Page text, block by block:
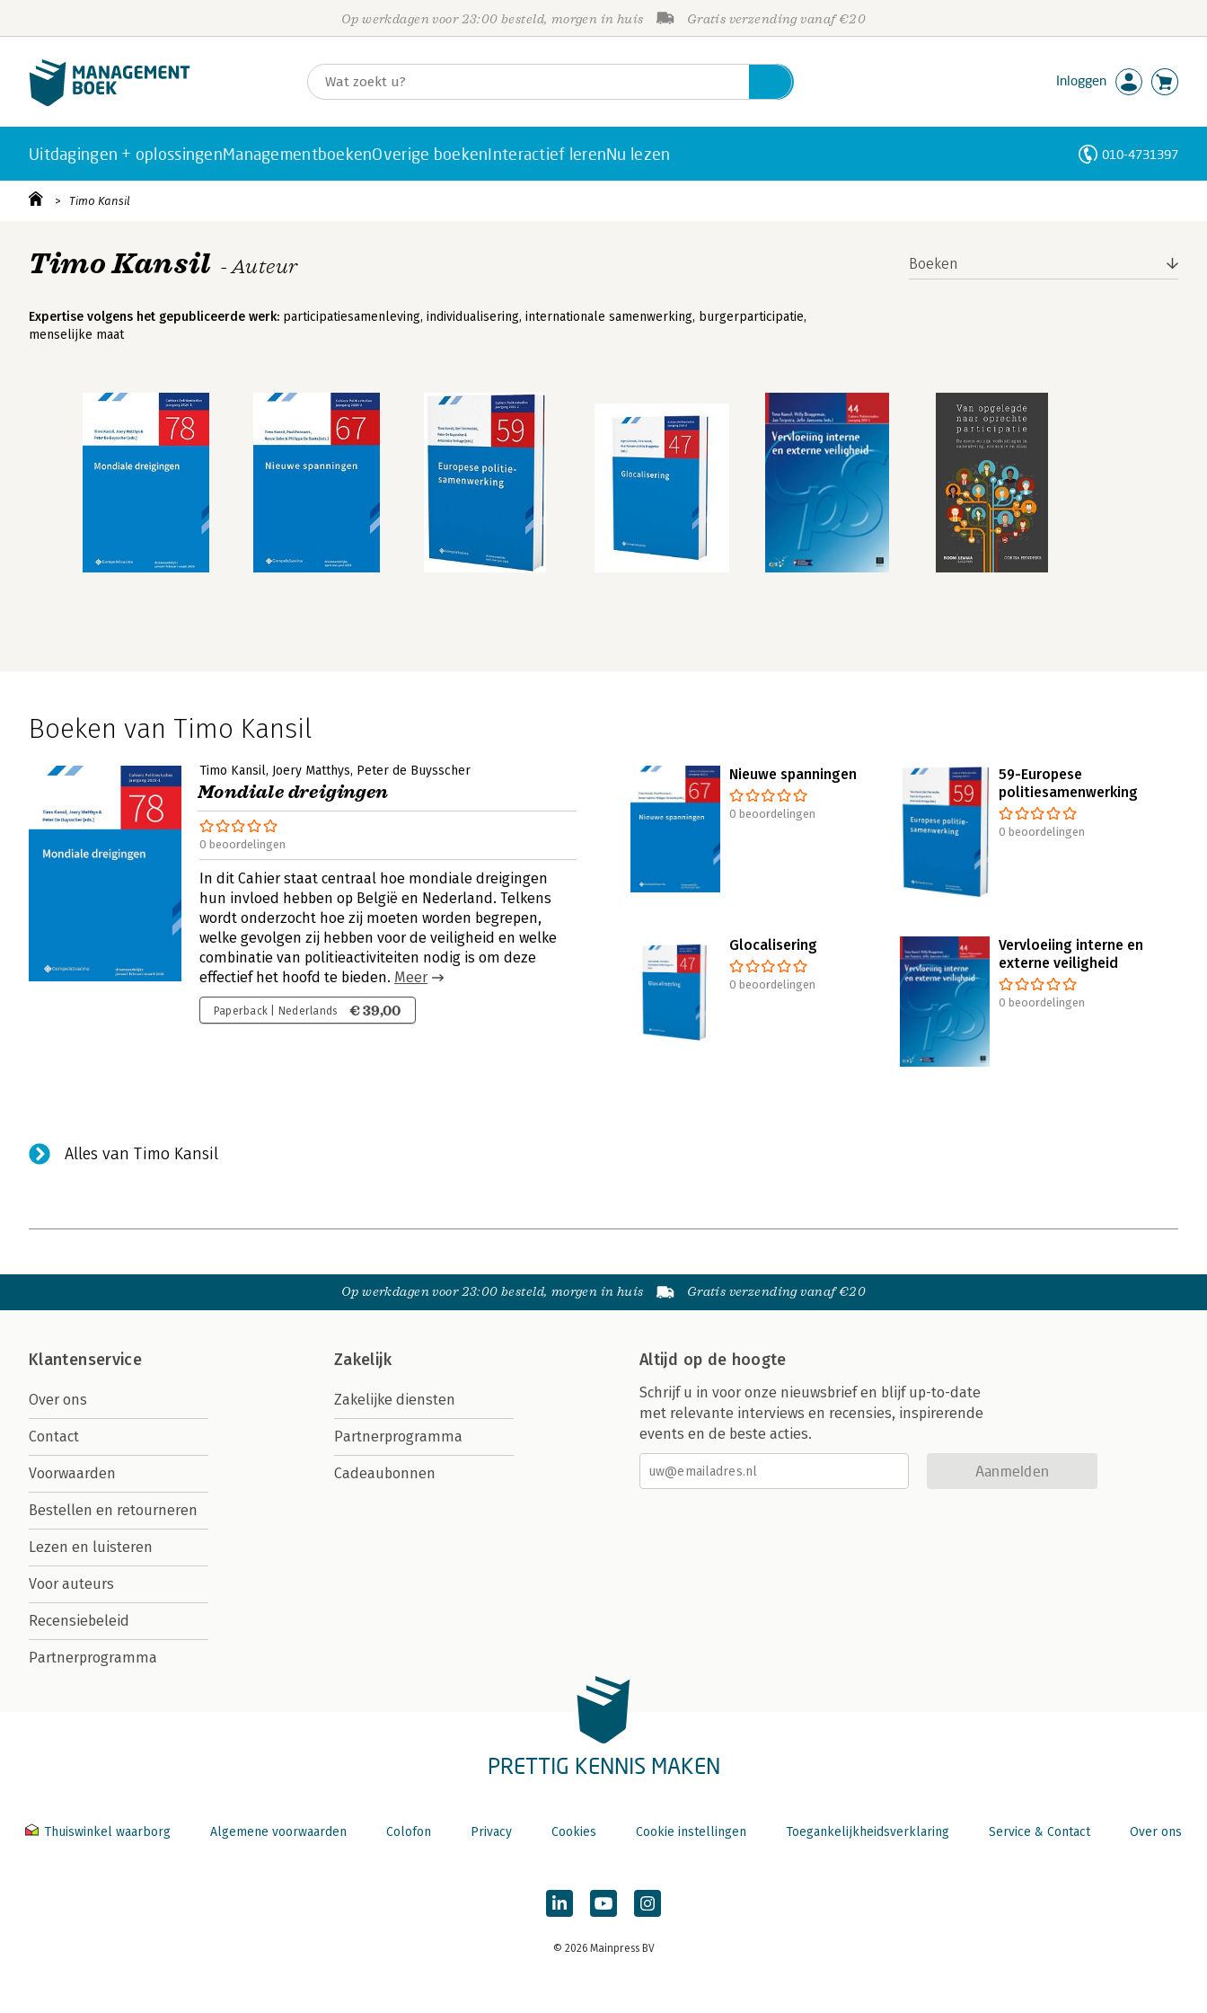
Op werkdagen voor 23:00 besteld, morgen in huis Gratis verzending vanaf €20
Inloggen
Uitdagingen + oplossingenManagementboekenOverige boekenInteractief lerenNu lezen 010-4731397
Timo Kansil
Timo Kansil - Auteur
Expertise volgens het gepubliceerde werk: participatiesamenleving, individualisering, internationale samenwerking, burgerparticipatie,
menselijke maat
Boeken
Boeken van Timo Kansil
Timo Kansil Joery Matthys Peter de Buysscher
Mondiale dreigingen
0 beoordelingen
In dit Cahier staat centraal hoe mondiale dreigingen
hun invloed hebben op België en Nederland. Telkens
wordt onderzocht hoe zij moeten worden begrepen,
welke gevolgen zij hebben voor de veiligheid en welke
combinatie van politieactiviteiten nodig is om deze
effectief het hoofd te bieden. Meer
Paperback | Nederlands € 39,00
Nieuwe spanningen
0 beoordelingen
59-Europese
politiesamenwerking
0 beoordelingen
Glocalisering
0 beoordelingen
Vervloeiing interne en
externe veiligheid
0 beoordelingen
Alles van Timo Kansil
Op werkdagen voor 23:00 besteld, morgen in huis Gratis verzending vanaf €20
Klantenservice
Over ons
Contact
Voorwaarden
Bestellen en retourneren
Lezen en luisteren
Voor auteurs
Recensiebeleid
Partnerprogramma
Zakelijk
Zakelijke diensten
Partnerprogramma
Cadeaubonnen
Altijd op de hoogte
Schrijf u in voor onze nieuwsbrief en blijf up-to-date
met relevante interviews en recensies, inspirerende
events en de beste acties.
Aanmelden
PRETTIG KENNIS MAKEN
Thuiswinkel waarborg Algemene voorwaarden Colofon Privacy Cookies Cookie instellingen Toegankelijkheidsverklaring Service & Contact Over ons
© 2026 Mainpress BV
Personen